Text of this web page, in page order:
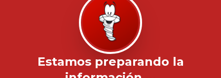
Estamos preparando la